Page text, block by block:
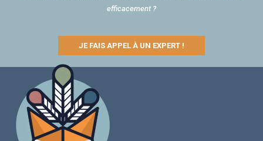
efficacement ?
JE FAIS APPEL À UN EXPERT !